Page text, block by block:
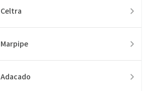
Celtra
Marpipe
Adacado